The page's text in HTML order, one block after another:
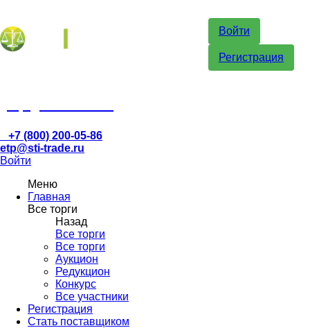
Войти
Регистрация
+7 (800) 200-05-86
etp@sti-trade.ru
Войти
Меню
Главная
Все торги
Назад
Все торги
Все торги
Аукцион
Редукцион
Конкурс
Все участники
Регистрация
Стать поставщиком